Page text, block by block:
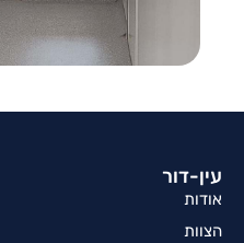
עין-דור
אודות
הצוות